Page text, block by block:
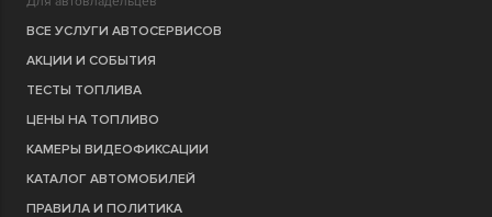
ВСЕ УСЛУГИ АВТОСЕРВИСОВ
АКЦИИ И СОБЫТИЯ
ТЕСТЫ ТОПЛИВА
ЦЕНЫ НА ТОПЛИВО
КАМЕРЫ ВИДЕОФИКСАЦИИ
КАТАЛОГ АВТОМОБИЛЕЙ
ПРАВИЛА И ПОЛИТИКА